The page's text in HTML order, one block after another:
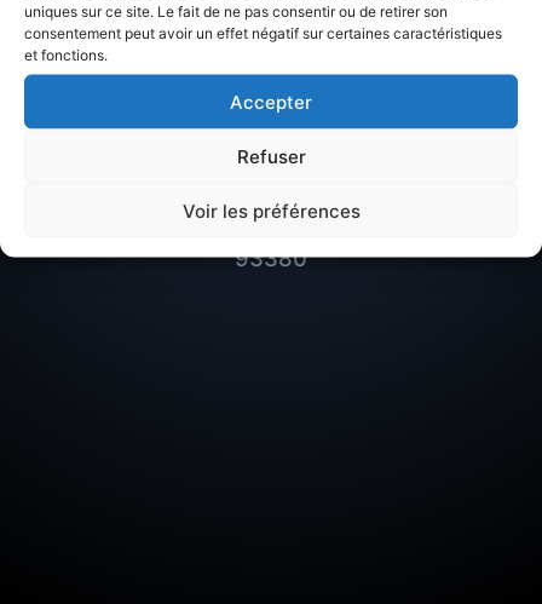
uniques sur ce site. Le fait de ne pas consentir ou de retirer son
consentement peut avoir un effet négatif sur certaines caractéristiques
et fonctions.
Accepter
Refuser
Voir les préférences
Avis surPierrefitte sur
Seine :
Quartier à éviter ou
93380